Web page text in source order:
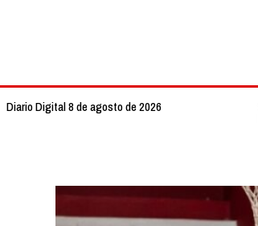
Diario Digital 8 de agosto de 2026